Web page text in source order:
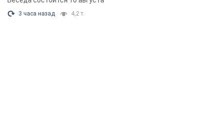
3 часа назад 4,2 т.